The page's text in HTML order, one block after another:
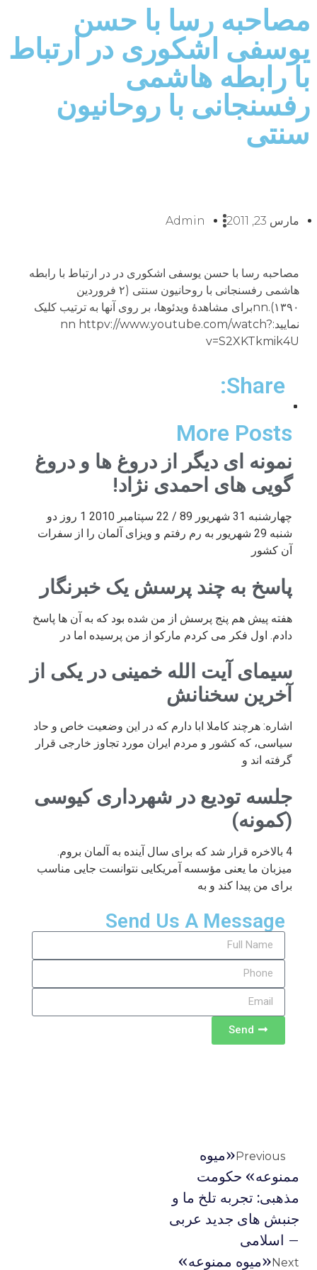
مصاحبه رسا با حسن
یوسفی اشکوری در ارتباط
با رابطه هاشمی‌
رفسنجانی‌ با روحانیون
سنتی
مارس 23, 2011 Admin
مصاحبه رسا با حسن یوسفی اشکوری در در ارتباط با رابطه
هاشمی‌ رفسنجانی‌ با روحانیون سنتی (۲ فروردین
۱۳۹۰).nnبراى مشاهدهٔ ویدئوها، بر روى آنها به ترتیب کلیک
نمایید:nn httpv://www.youtube.com/watch?
v=S2XKTkmik4U
Share:
More Posts
نمونه ای دیگر از دروغ ها و دروغ
گویی های احمدی نژاد!
چهارشنبه 31 شهریور 89 / 22 سپتامبر 2010 1 روز دو
شنبه 29 شهریور به رم رفتم و ویزای آلمان را از سفرات
آن کشور
پاسخ به چند پرسش یک خبرنگار
هفته پیش هم پنج پرسش از من شده بود که به آن ها پاسخ
دادم. اول فکر می کردم مارکو از من پرسیده اما در
سیمای آیت الله خمینی در یکی از
آخرین سخنانش
اشاره: هرچند کاملا ابا دارم که در این وضعیت خاص و حاد
سیاسی، که کشور و مردم ایران مورد تجاوز خارجی قرار
گرفته اند و
جلسه تودیع در شهرداری کیوسی
(کمونه)
4 بالاخره قرار شد که برای سال آینده به آلمان بروم.
میزبان ما یعنی مؤسسه آمریکایی نتوانست جایی مناسب
برای من پیدا کند و به
Send Us A Message
Send
Previous«میوه
ممنوعه» حکومت
مذهبی: تجربه تلخ ما و
جنبش های جدید عربی
– اسلامی
Next«میوه ممنوعه»